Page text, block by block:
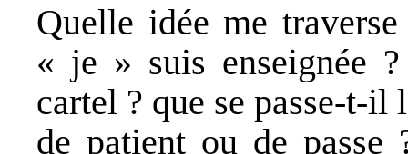
Quelle idée me
« je » suis enseignée
cartel ? que se passe-t-il
de patient ou de passe